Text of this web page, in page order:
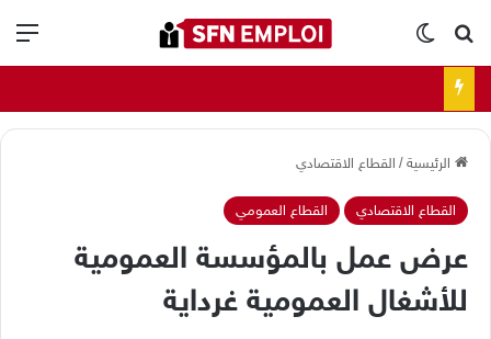
بحث عنالوضع المظلم
الرئيسية/ القطاع الاقتصادي
القطاع الاقتصادي القطاع العمومي
عرض عمل بالمؤسسة العمومية
للأشغال العمومية غرداية